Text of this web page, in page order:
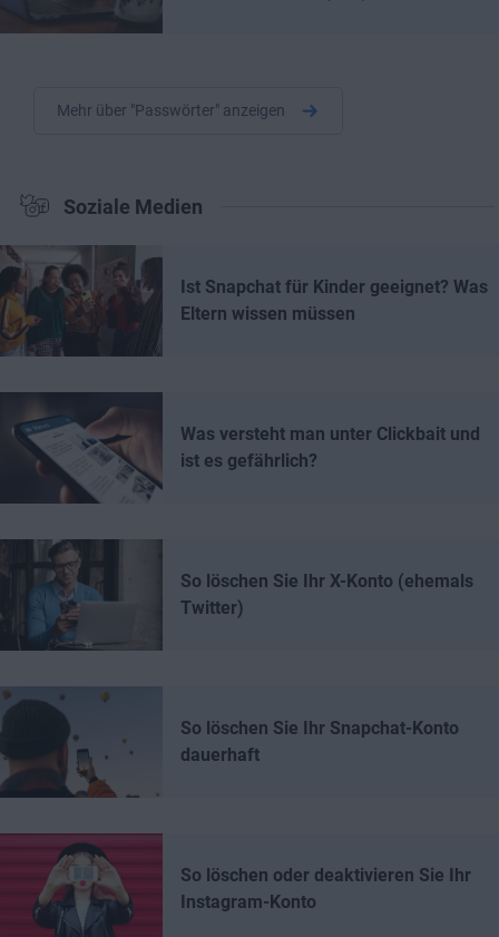
Mehr über "Passwörter" anzeigen
Soziale Medien
Ist Snapchat für Kinder geeignet? Was
Eltern wissen müssen
Was versteht man unter Clickbait und
ist es gefährlich?
So löschen Sie Ihr X-Konto (ehemals
Twitter)
So löschen Sie Ihr Snapchat-Konto
dauerhaft
So löschen oder deaktivieren Sie Ihr
Instagram-Konto